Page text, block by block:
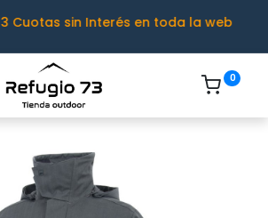
3 Cuotas sin Interés en toda la web
0